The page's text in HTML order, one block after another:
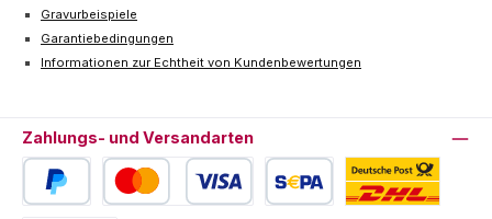
Gravurbeispiele
Garantiebedingungen
Informationen zur Echtheit von Kundenbewertungen
Zahlungs- und Versandarten